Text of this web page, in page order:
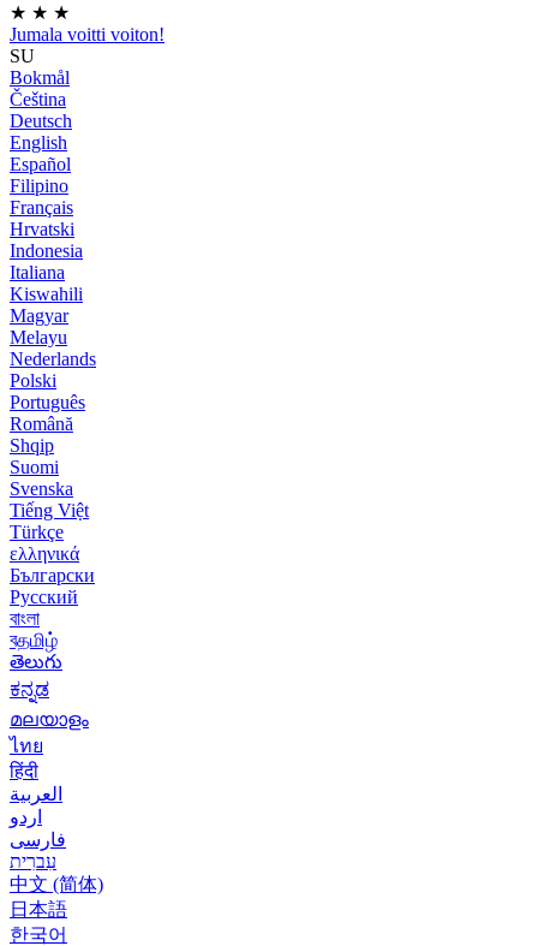
★ ★ ★
Jumala voitti voiton!
SU
Bokmål
Čeština
Deutsch
English
Español
Filipino
Français
Hrvatski
Indonesia
Italiana
Kiswahili
Magyar
Melayu
Nederlands
Polski
Português
Română
Shqip
Suomi
Svenska
Tiếng Việt
Türkçe
ελληνικά
Български
Русский
বাংলা
বதமிழ்
తెలుగు
ಕನ್ನಡ
മലയാളം
ไทย
हिंदी
العربية
اردو
فارسی
עִברִית
中文 (简体)
日本語
한국어